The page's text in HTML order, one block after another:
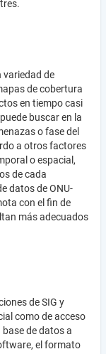
variedad de
de cobertura
en tiempo casi
buscar en la
o fase del
a otros factores
o espacial,
de cada
datos de ONU-
con el fin de
más adecuados
de SIG y
como de acceso
base de datos a
el formato